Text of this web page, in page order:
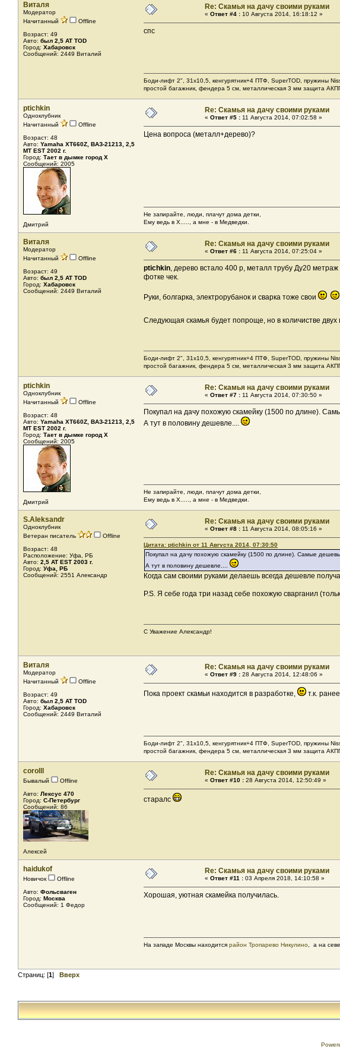
Виталя
Модератор
Начитанный
Offline
Возраст: 49
Авто: был 2,5 AT TOD
Город: Хабаровск
Сообщений: 2449 Виталий
Re: Скамья на дачу своими руками
« Ответ #4 : 10 Августа 2014, 16:18:12 »
спс
Боди-лифт 2", 31х10,5, кенгурятник+4 ПТФ, SuperTOD, пружины
простой багажник, фендера 5 см, металлическая 3 мм защита
ptichkin
Одноклубник
Начитанный
Offline
Возраст: 48
Авто: Yamaha XT660Z, ВАЗ-21213, 2,5
МТ EST 2002 г.
Город: Тает в дымке город Х
Сообщений: 2005
Дмитрий
Re: Скамья на дачу своими руками
« Ответ #5 : 11 Августа 2014, 07:02:58 »
Цена вопроса (металл+дерево)?
Не запирайте, люди, плачут дома детки,
Ему ведь в Х....., а мне - в Медведки.
Виталя
Модератор
Начитанный
Offline
Возраст: 49
Авто: был 2,5 AT TOD
Город: Хабаровск
Сообщений: 2449 Виталий
Re: Скамья на дачу своими руками
« Ответ #6 : 11 Августа 2014, 07:25:04 »
ptichkin, дерево встало 400 р, металл трубу Ду20
фотке чек.
Руки, болгарка, электрорубанок и сварка тоже свои
Следующая скамья будет попроще, но в количистве двух
Боди-лифт 2", 31х10,5, кенгурятник+4 ПТФ, SuperTOD, пружины
простой багажник, фендера 5 см, металлическая 3 мм защита
ptichkin
Одноклубник
Начитанный
Offline
Возраст: 48
Авто: Yamaha XT660Z, ВАЗ-21213, 2,5
МТ EST 2002 г.
Город: Тает в дымке город Х
Сообщений: 2005
Дмитрий
Re: Скамья на дачу своими руками
« Ответ #7 : 11 Августа 2014, 07:30:50 »
Покупал на дачу похожую скамейку (1500 по длине).
А тут в половину дешевле....
Не запирайте, люди, плачут дома детки,
Ему ведь в Х....., а мне - в Медведки.
S.Aleksandr
Одноклубник
Ветеран писатель
Offline
Возраст: 48
Расположение: Уфа, РБ
Авто: 2,5 AT EST 2003 г.
Город: Уфа, РБ
Сообщений: 2551 Александр
Re: Скамья на дачу своими руками
« Ответ #8 : 11 Августа 2014, 08:05:16 »
Цитата: ptichkin от 11 Августа 2014, 07:30:50
Покупал на дачу похожую скамейку (1500 по длине). Самые
А тут в половину дешевле....
Когда сам своими руками делаешь всегда дешевле
P.S. Я себе года три назад себе похожую сварганил
С Уважение Александр!
Виталя
Модератор
Начитанный
Offline
Возраст: 49
Авто: был 2,5 AT TOD
Город: Хабаровск
Сообщений: 2449 Виталий
Re: Скамья на дачу своими руками
« Ответ #9 : 28 Августа 2014, 12:48:06 »
Пока проект скамьи находится в разработке, т.к.
Боди-лифт 2", 31х10,5, кенгурятник+4 ПТФ, SuperTOD, пружины
простой багажник, фендера 5 см, металлическая 3 мм защита
corolll
Бывалый
Offline
Авто: Лексус 470
Город: С-Петербург
Сообщений: 86
Алексей
Re: Скамья на дачу своими руками
« Ответ #10 : 28 Августа 2014, 12:50:49 »
старалс
haidukof
Новичок
Offline
Авто: Фольсваген
Город: Москва
Сообщений: 1 Федор
Re: Скамья на дачу своими руками
« Ответ #11 : 03 Апреля 2018, 14:10:58 »
Хорошая, уютная скамейка получилась.
На западе Москвы находится район Тропарево Никулино, а на
Страниц: [1] Вверх